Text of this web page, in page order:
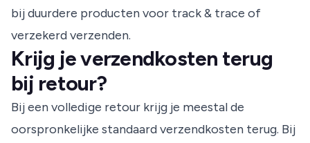
bij duurdere producten voor track & trace of
verzekerd verzenden.
Krijg je verzendkosten terug
bij retour?
Bij een volledige retour krijg je meestal de
oorspronkelijke standaard verzendkosten terug. Bij